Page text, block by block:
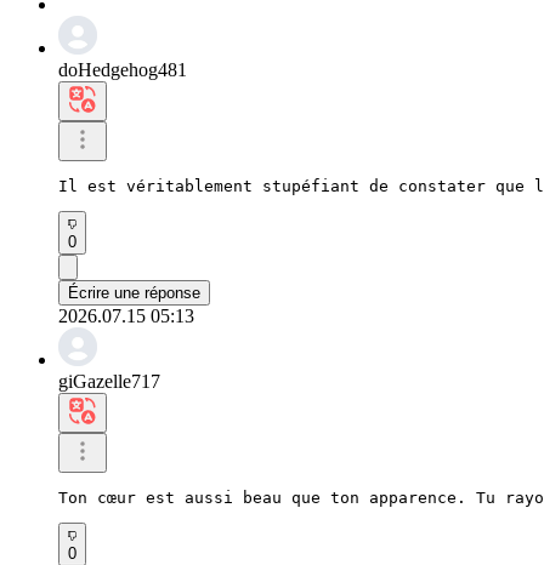
doHedgehog481
Il est véritablement stupéfiant de constater que
0
Écrire une réponse
2026.07.15 05:13
giGazelle717
Ton cœur est aussi beau que ton apparence. Tu
0